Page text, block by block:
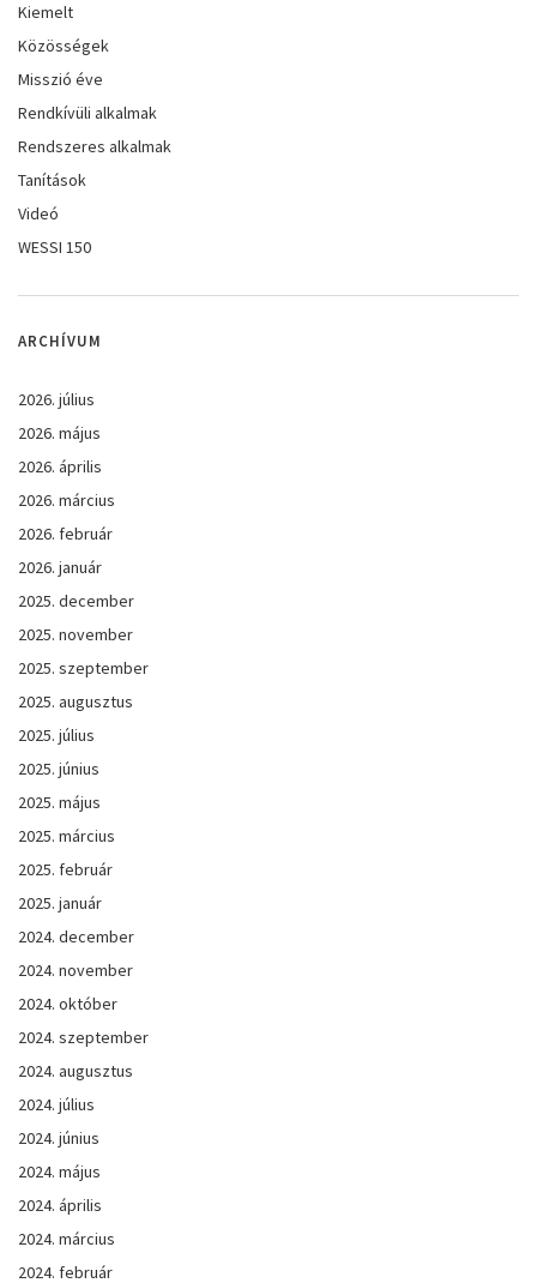
Kiemelt
Közösségek
Misszió éve
Rendkívüli alkalmak
Rendszeres alkalmak
Tanítások
Videó
WESSI 150
ARCHÍVUM
2026. július
2026. május
2026. április
2026. március
2026. február
2026. január
2025. december
2025. november
2025. szeptember
2025. augusztus
2025. július
2025. június
2025. május
2025. március
2025. február
2025. január
2024. december
2024. november
2024. október
2024. szeptember
2024. augusztus
2024. július
2024. június
2024. május
2024. április
2024. március
2024. február